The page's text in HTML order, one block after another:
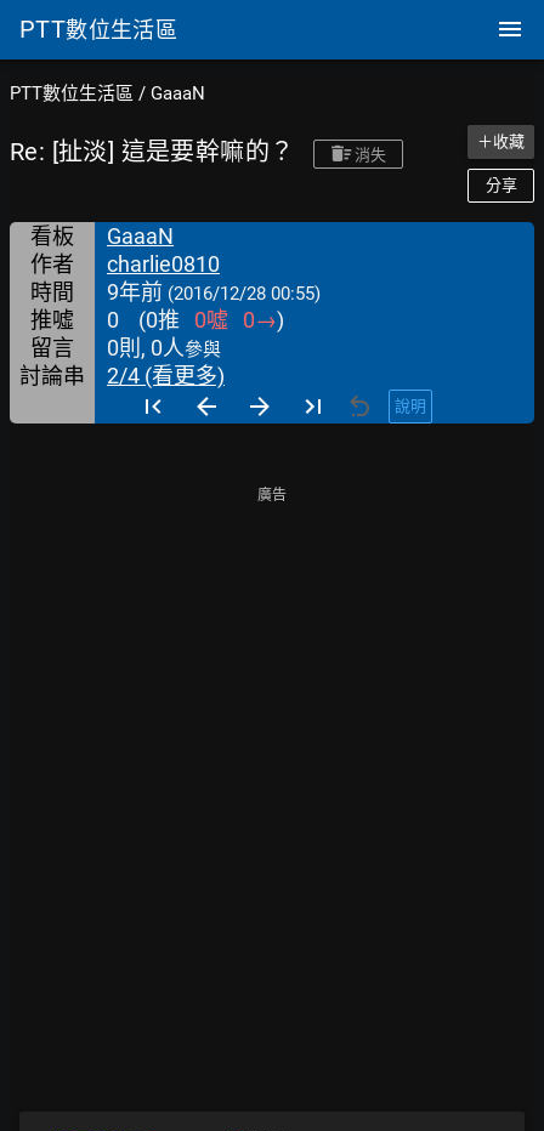
PTT數位生活區
PTT數位生活區 / GaaaN
Re: [扯淡] 這是要幹嘛的？ 消失
＋收藏
分享
看板
GaaaN
作者
charlie0810
時間
9年前 (2016/12/28 00:55)
推噓 0 (0推 0噓 0→)
留言
0則, 0人參與
討論串 2/4 (看更多)
說明
廣告